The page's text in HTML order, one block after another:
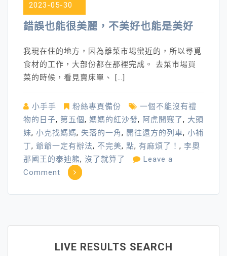
2023-05-30
錯誤也能很美麗，不美好也能是美好
我現在住的地方，因為離菜市場蠻近的，所以尋覓
食材的工作，大部份都在那裡完成。 去菜市場買
菜的時候，看見賣床單、 […]
小手手 粉絲專頁備份
一個不能沒有禮
物的日子, 第五個, 媽媽的紅沙發, 阿虎開竅了, 大頭
妹, 小克找媽媽, 失落的一角, 開往遠方的列車, 小補
丁, 爺爺一定有辦法, 不完美, 點, 有麻煩了！ , 李奧
那國王的泰迪熊, 沒了就算了
Leave a
Comment on
能
美
LIVE RESULTS SEARCH